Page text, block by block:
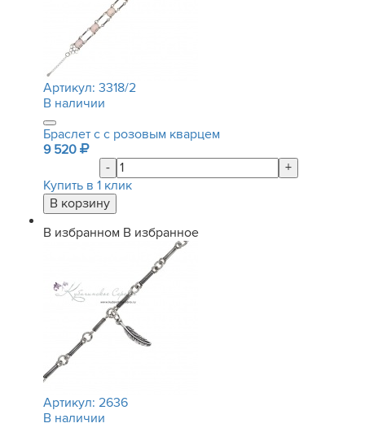
Артикул: 3318/2
В наличии
Браслет с с розовым кварцем
9 520
-
+
Купить в 1 клик
В избранном В избранное
Артикул: 2636
В наличии